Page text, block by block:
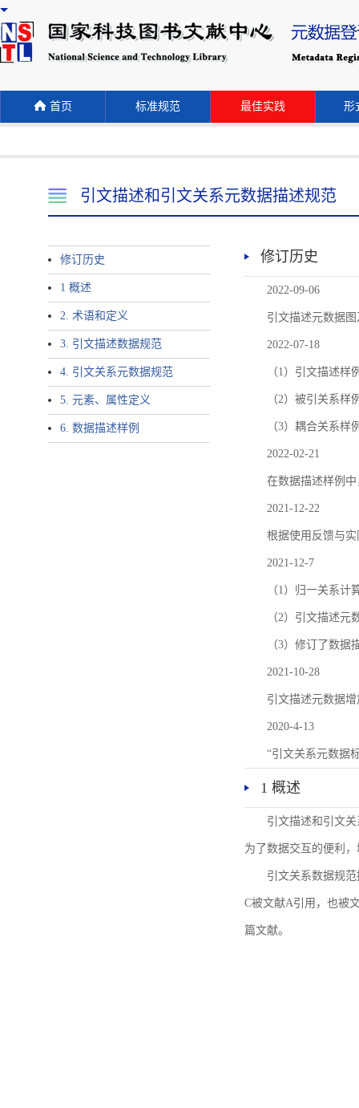
首页 标准规范 最佳实践 形
引文描述和引文关系元数据描述规范
修订历史
1 概述
2. 术语和定义
3. 引文描述数据规范
4. 引文关系元数据规范
5. 元素、属性定义
6. 数据描述样例
修订历史
2022-09-06
引文描述元数据
2022-07-18
（1）引文描述样
（2）被引关系
（3）耦合关系
2022-02-21
在数据描述样例
2021-12-22
根据使用反馈与
2021-12-7
（1）归一关系
（2）引文描述元
（3）修订了数据
2021-10-28
引文描述元数据增
2020-4-13
“引文关系元数据
1 概述
引文描述和引文
为了数据交互的便利
引文关系数据规
C被文献A引用，也被
篇文献。